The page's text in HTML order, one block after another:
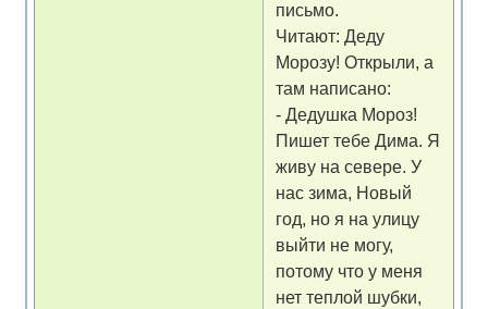
письмо.
Читают: Деду
Морозу! Открыли, а
там написано:
- Дедушка Мороз!
Пишет тебе Дима. Я
живу на севере. У
нас зима, Новый
год, но я на улицу
выйти не могу,
потому что у меня
нет теплой шубки,